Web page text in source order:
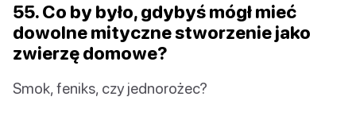
55. Co by było, gdybyś mógł mieć
dowolne mityczne stworzenie jako
zwierzę domowe?
Smok, feniks, czy jednorożec?